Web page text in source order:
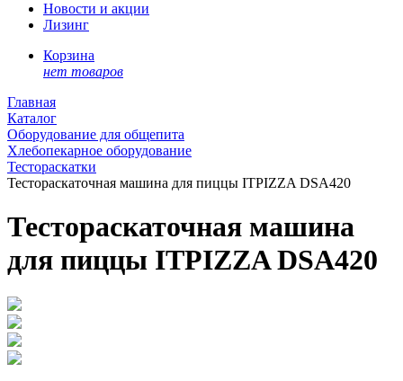
Новости и акции
Лизинг
Корзина
нет товаров
Главная
Каталог
Оборудование для общепита
Хлебопекарное оборудование
Тестораскатки
Тестораскаточная машина для пиццы ITPIZZA DSA420
Тестораскаточная машина
для пиццы ITPIZZA DSA420